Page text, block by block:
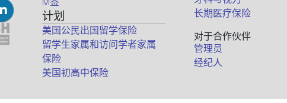
计划
美国公民出国留学保险
留学生家属和访问学者家属
保险
美国初高中保险
长期医疗保险
对于合作伙伴
管理员
经纪人